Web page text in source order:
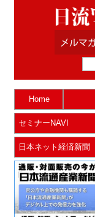
Home
セミナーNAVI
日本ネット経済新聞